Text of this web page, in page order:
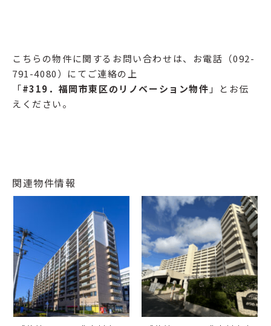
こちらの物件に関するお問い合わせは、お電話（092-
791-4080）にてご連絡の上
「#319 ．福岡市東区のリノベーション物件 」とお伝
えください。
関連物件情報